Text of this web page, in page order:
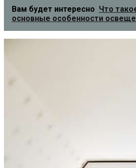
Вам будет интересно Что
основные особенности